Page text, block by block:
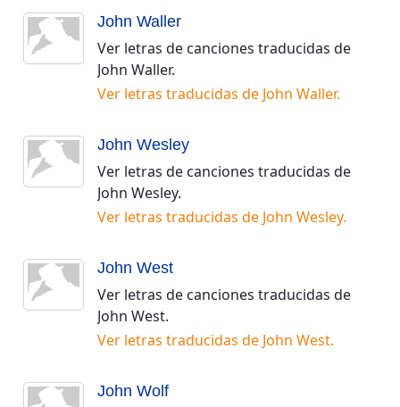
John Waller
Ver letras de canciones traducidas de
John Waller.
Ver letras traducidas de John Waller.
John Wesley
Ver letras de canciones traducidas de
John Wesley.
Ver letras traducidas de John Wesley.
John West
Ver letras de canciones traducidas de
John West.
Ver letras traducidas de John West.
John Wolf